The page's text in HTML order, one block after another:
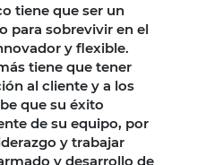
tiene que ser un
para sobrevivir en el
y flexible.
tiene que tener
al cliente y a los
que su éxito
de su equipo, por
y trabajar
y desarrollo de